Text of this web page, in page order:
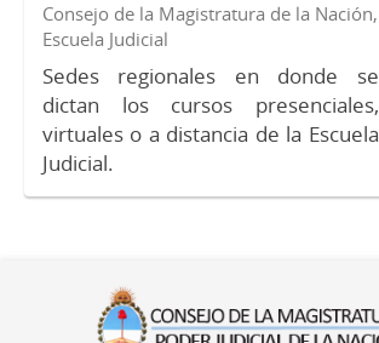
Consejo de la Magistratura de la Nación,
Escuela Judicial
Sedes regionales en donde se
dictan los cursos presenciales,
virtuales o a distancia de la Escuela
Judicial.